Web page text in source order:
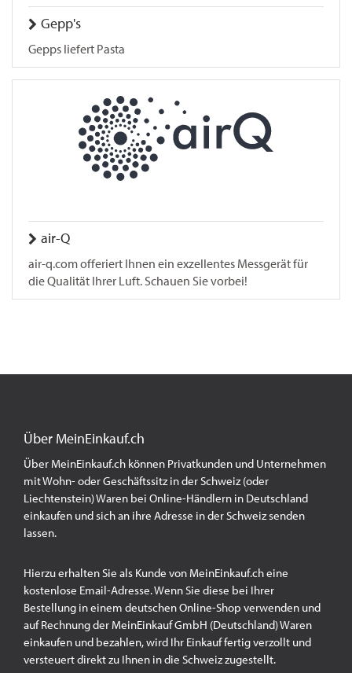
Gepp's
Gepps liefert Pasta
air-Q
air-q.com offeriert Ihnen ein exzellentes Messgerät für
die Qualität Ihrer Luft. Schauen Sie vorbei!
Über MeinEinkauf.ch
Über MeinEinkauf.ch können Privatkunden und Unternehmen
mit Wohn- oder Geschäftssitz in der Schweiz (oder
Liechtenstein) Waren bei Online-Händlern in Deutschland
einkaufen und sich an ihre Adresse in der Schweiz senden
lassen.
Hierzu erhalten Sie als Kunde von MeinEinkauf.ch eine
kostenlose Email-Adresse. Wenn Sie diese bei Ihrer
Bestellung in einem deutschen Online-Shop verwenden und
auf Rechnung der MeinEinkauf GmbH (Deutschland) Waren
einkaufen und bezahlen, wird Ihr Einkauf fertig verzollt und
versteuert direkt zu Ihnen in die Schweiz zugestellt.